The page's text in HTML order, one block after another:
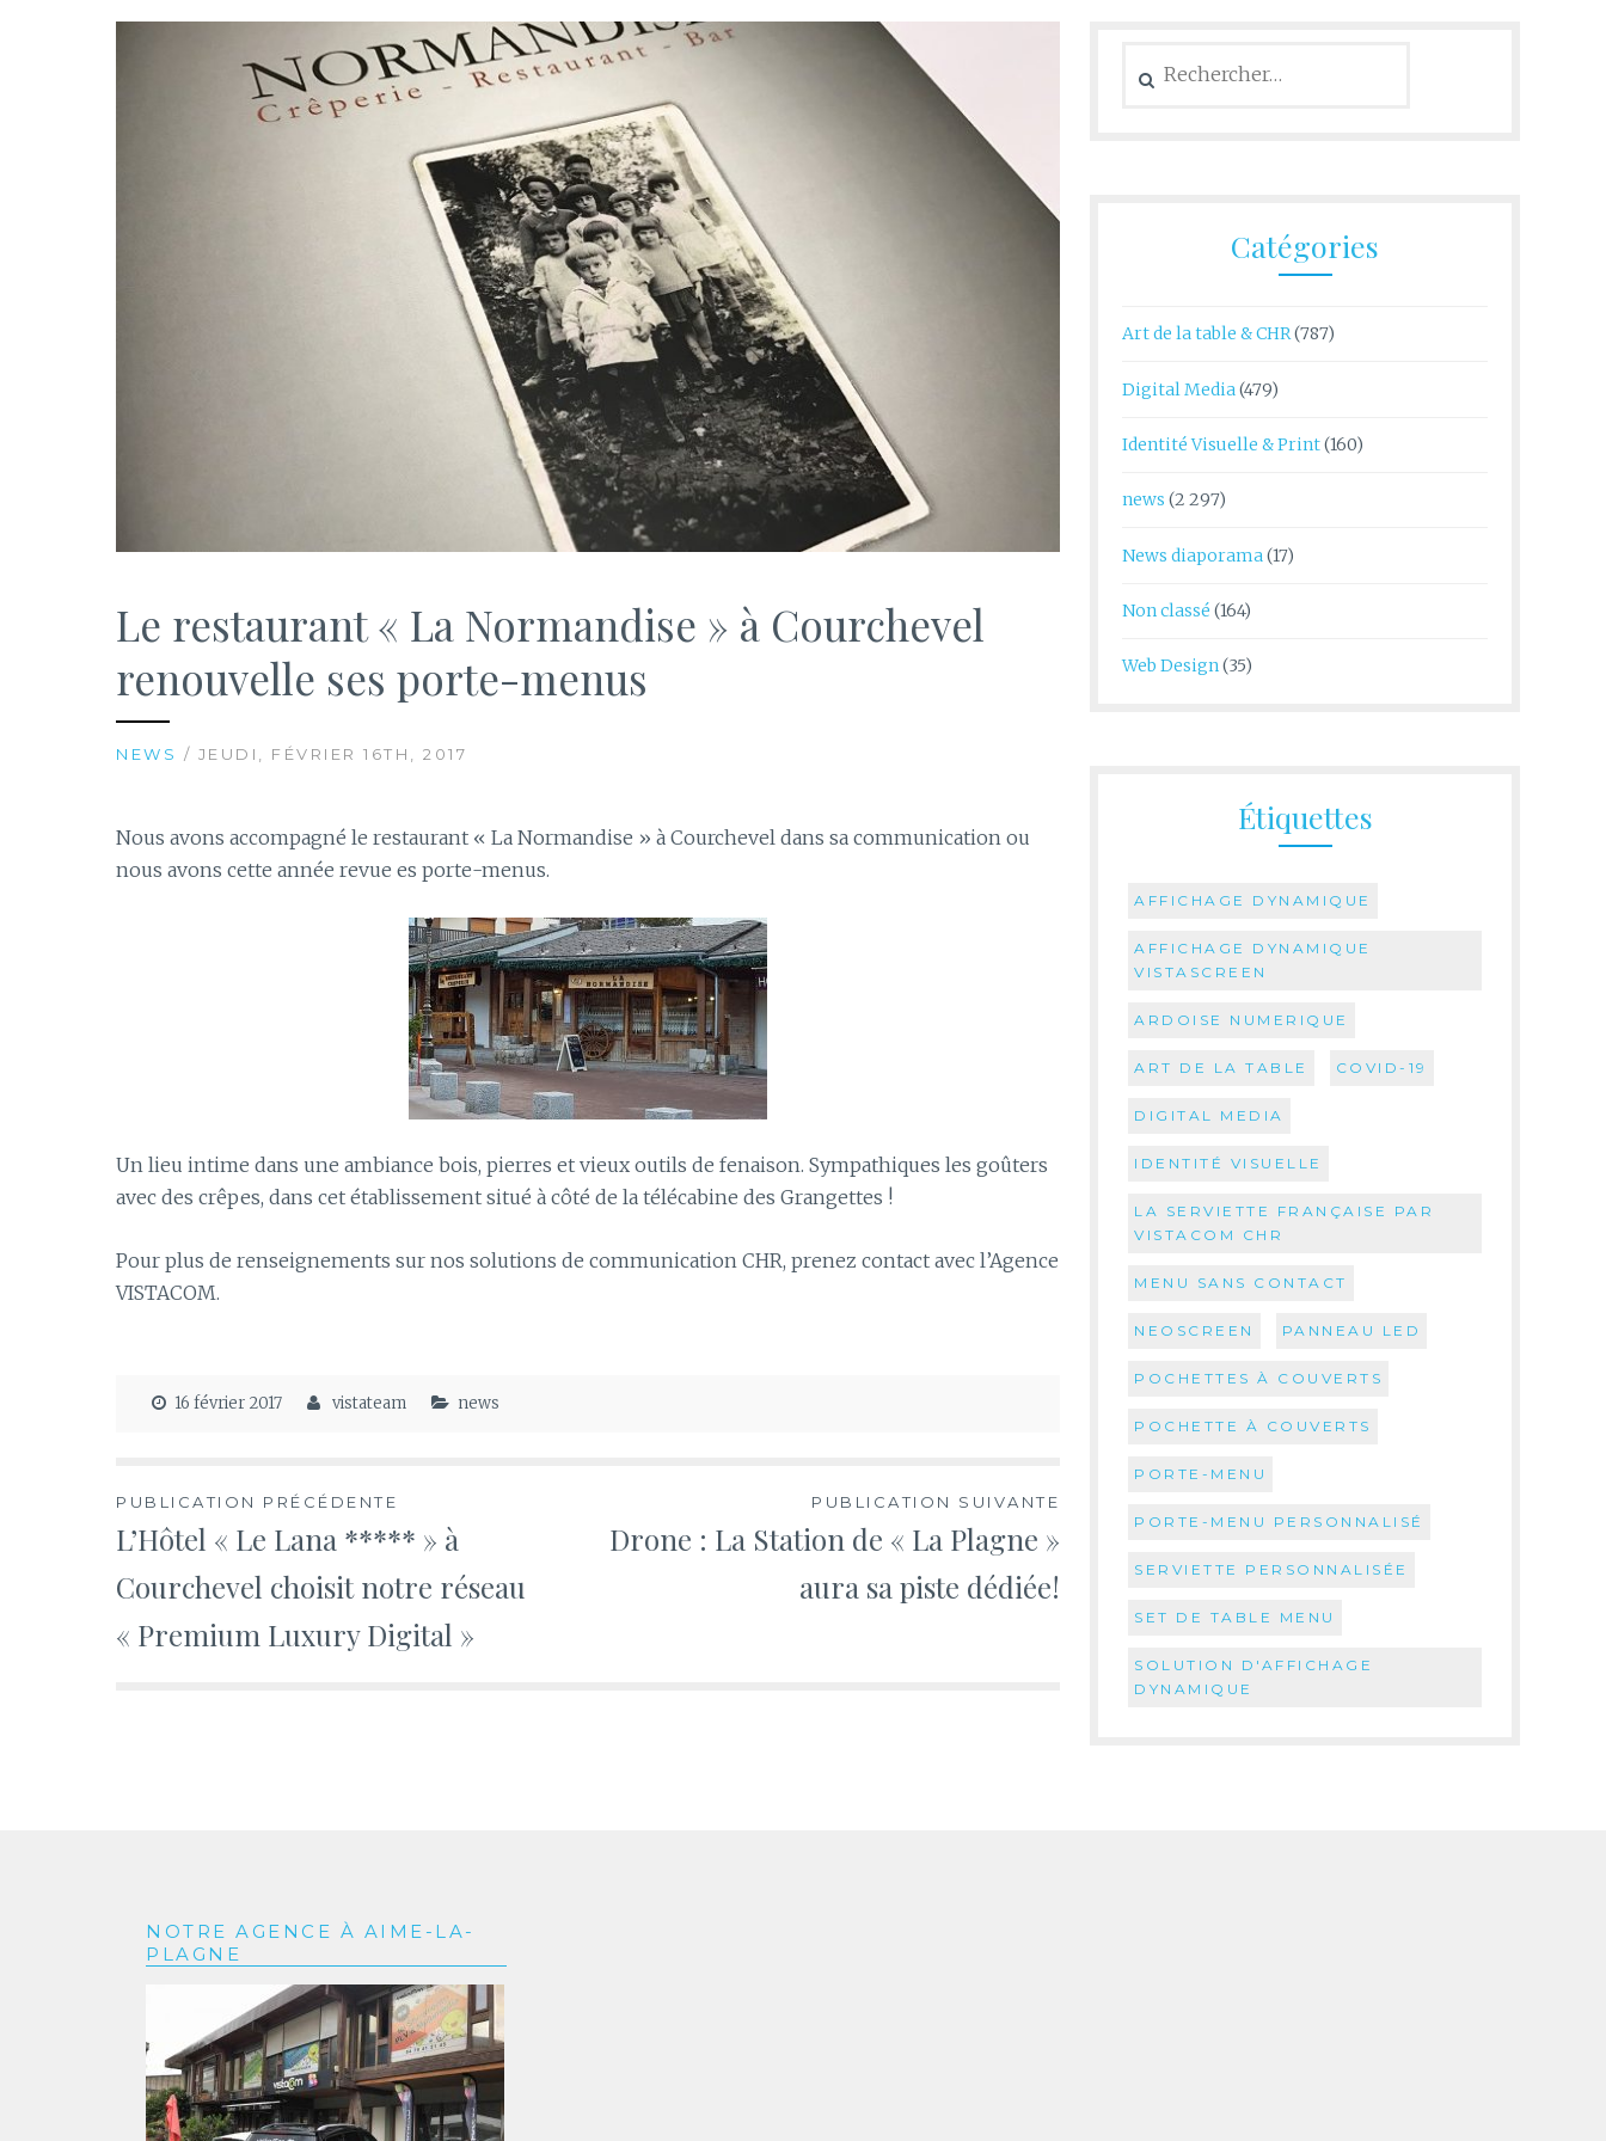
Le restaurant « La Normandise » à Courchevel
renouvelle ses porte-menus
NEWS / JEUDI, FÉVRIER 16TH, 2017
Nous avons accompagné le restaurant « La Normandise » à Courchevel dans sa communication ou
nous avons cette année revue es porte-menus.
Un lieu intime dans une ambiance bois, pierres et vieux outils de fenaison. Sympathiques les goûters
avec des crêpes, dans cet établissement situé à côté de la télécabine des Grangettes !
Pour plus de renseignements sur nos solutions de communication CHR, prenez contact avec l’Agence
VISTACOM.
16 février 2017 vistateam news
Navigation
de
l’article
PUBLICATION PRÉCÉDENTE
L’Hôtel « Le Lana ***** » à
Courchevel choisit notre réseau
« Premium Luxury Digital »
PUBLICATION SUIVANTE
Drone : La Station de « La Plagne »
aura sa piste dédiée!
Catégories
Art de la table & CHR(787)
Digital Media (479)
Identité Visuelle & Print(160)
news (2 297)
News diaporama(17)
Non classé (164)
Web Design(35)
Étiquettes
AFFICHAGE DYNAMIQUE
AFFICHAGE DYNAMIQUE
VISTASCREEN
ARDOISE NUMERIQUE
ART DE LA TABLE COVID-19
DIGITAL MEDIA
IDENTITÉ VISUELLE
LA SERVIETTE FRANÇAISE PAR
VISTACOM CHR
MENU SANS CONTACT
NEOSCREEN PANNEAU LED
POCHETTES À COUVERTS
POCHETTE À COUVERTS
PORTE-MENU
PORTE-MENU PERSONNALISÉ
SERVIETTE PERSONNALISÉE
SET DE TABLE MENU
SOLUTION D'AFFICHAGE
DYNAMIQUE
NOTRE AGENCE À AIME-LA-
PLAGNE